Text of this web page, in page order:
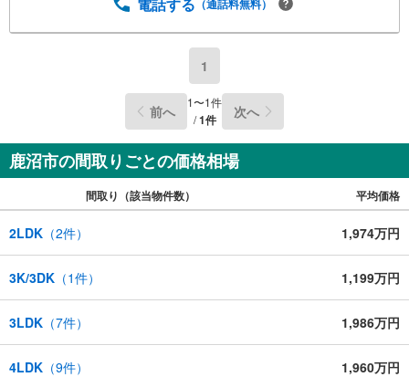
（通話料無料）
1
前へ 1〜1件
/1件 次へ
鹿沼市の間取りごとの価格相場
間取り（該当物件数） 平均価格
2LDK （2件） 1,974万円
3K/3DK （1件） 1,199万円
3LDK （7件） 1,986万円
4LDK （9件） 1,960万円